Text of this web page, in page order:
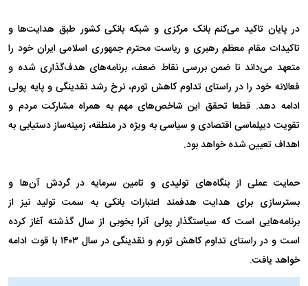
در پایان تاکید می‌کنم بانک مرکزی و شبکه بانکی کشور طبق هدایت‌ها و
تاکیدات مقام معظم رهبری و ریاست محترم جمهوری اسلامی ایران خود را
متعهد می‌داند تا ضمن بررسی نقاط ضعف، برنامه‌های هدف‌گذاری شده و
فعالانه خود را در راستای تداوم کاهش تورم، نرخ رشد نقدینگی و پایه پولی
ادامه دهد. قطعا تحقق این شاخص‌های مهم به همراه مشارکت مردم و
تقویت دیپلماسی اقتصادی و سیاسی به ویژه در منطقه، زمینه‌ساز دستیابی به
اهداف تعیین شده خواهد بود.
حمایت عملی از بنگاه‌های تولیدی و تامین سرمایه در گردش آن‌ها و
بسترسازی برای هدایت هدفمند اعتبارات بانکی به سمت تولید نیز از
برنامه‌هایی است که سیاستگذار پولی آنرا بخوبی از سال گذشته آغاز کرده
است و در راستای تداوم کاهش تورم و نقدینگی در سال ۱۴۰۳ با قوت ادامه
خواهد یافت.